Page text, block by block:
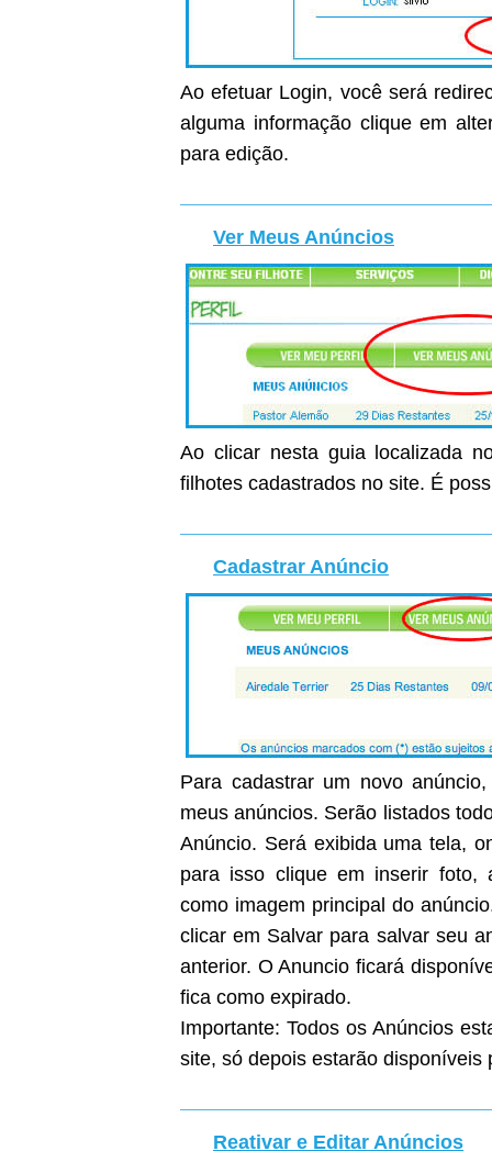
Ao efetuar Login, você será
alguma informação clique em
para edição.
Ver Meus Anúncios
Ao clicar nesta guia localizada
filhotes cadastrados no site. É
Cadastrar Anúncio
Para cadastrar um novo anúncio,
meus anúncios. Serão listados
Anúncio. Será exibida uma tela,
para isso clique em inserir
como imagem principal do
clicar em Salvar para salvar seu
anterior. O Anuncio ficará
fica como expirado.
Importante: Todos os Anúncios
site, só depois estarão disponíveis
Reativar e Editar Anúncios